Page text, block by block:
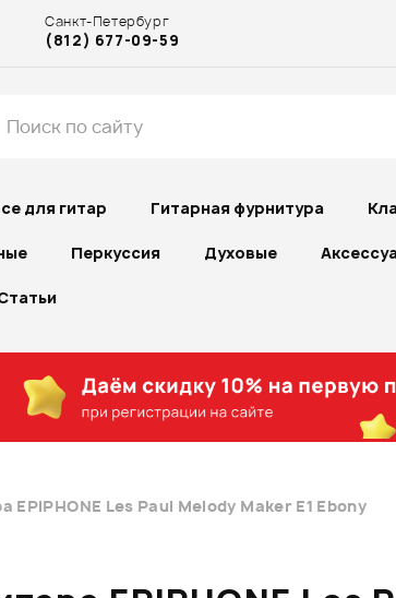
Санкт-Петербург
(812) 677-09-59
для гитар Гитарная фурнитура
Перкуссия Духовые
EPIPHONE Les Paul Melody Maker E1 Ebony